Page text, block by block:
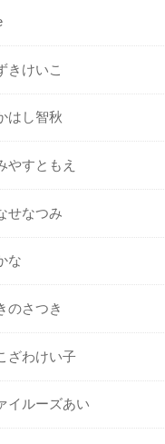
きけいこ
はし智秋
やすともえ
せなつみ
な
のさつき
ざわけい子
イルーズあい